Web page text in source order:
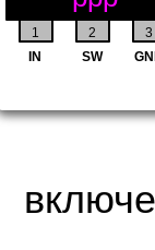
1 2
3
IN
SW